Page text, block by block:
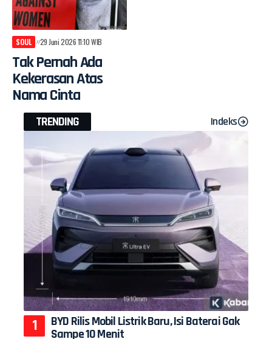
SOUL 29 Juni 2026 11:10 WIB
Tak Pernah Ada
Kekerasan Atas
Nama Cinta
TRENDING Indeks
BYD Rilis Mobil Listrik Baru, Isi Baterai Gak
Sampe 10 Menit